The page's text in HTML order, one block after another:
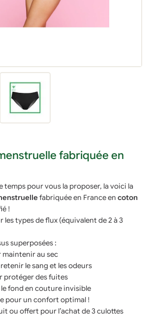
fabriquée en
temps pour vous la proposer, la voici la
fabriquée en France encoton
!
les types de flux (équivalent de 2 à 3
superposées :
maintenir au sec
le sang et les odeurs
protéger des fuites
fond en couture invisible
pour un confort optimal !
ou offert pour l’achat de 3 culottes